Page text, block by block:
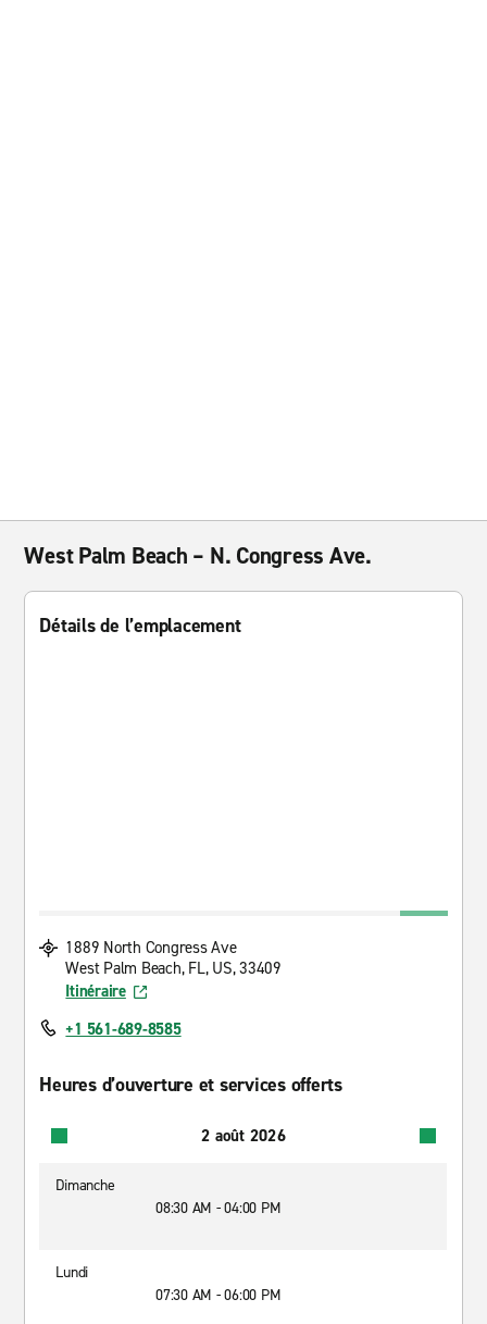
West Palm Beach – N. Congress Ave.
Détails de l’emplacement
1889 North Congress Ave
West Palm Beach, FL, US, 33409
Itinéraire
+1 561-689-8585
Heures d’ouverture et services offerts
2 août 2026
Dimanche
08:30 AM - 04:00 PM
Lundi
07:30 AM - 06:00 PM